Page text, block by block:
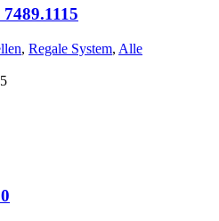
, Regale System, Alle